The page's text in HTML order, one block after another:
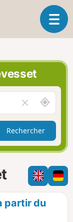
O
u
l
a
i
g
t
i
o
i
d
e
r
l
e
h
m
A
u
t
u
r
d
e
m
Rechercher
partir du